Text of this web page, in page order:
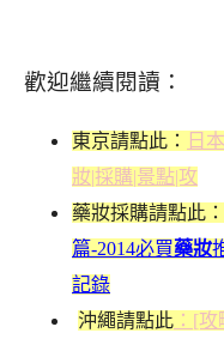
歡迎繼續閱讀：
東京請點此：
日
妝|採購|景點|攻
藥妝採購請點此：
篇-2014必買藥妝
記錄
沖繩請點此 ：[